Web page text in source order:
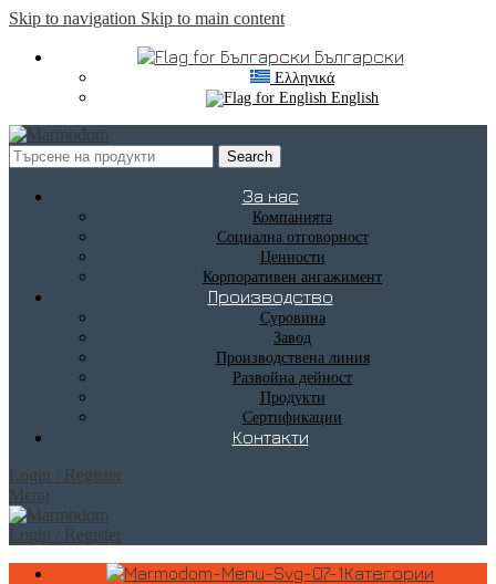
Skip to navigation Skip to main content
Български
Ελληνικά
English
Search
За нас
Компанията
Социална отговорност
Ценности
Корпоративен ангажимент
Производство
Суровина
Завод
Производствена линия
Развойна дейност
Продукти
Сертификации
Контакти
Login / Register
Menu
Login / Register
Категории